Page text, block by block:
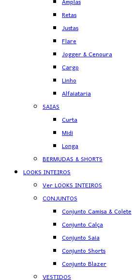
Retas
Justas
Flare
Jogger & Cenoura
Cargo
Linho
Alfaiataria
SAIAS
Curta
Midi
Longa
BERMUDAS & SHORTS
LOOKS INTEIROS
Ver LOOKS INTEIROS
CONJUNTOS
Conjunto Camisa & Colete
Conjunto Calça
Conjunto Saia
Conjunto Shorts
Conjunto Blazer
VESTIDOS